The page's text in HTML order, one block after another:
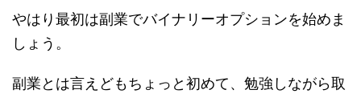
やはり最初は副業でバイナリーオプションを始めま
しょう。
副業とは言えどもちょっと初めて、勉強しながら取